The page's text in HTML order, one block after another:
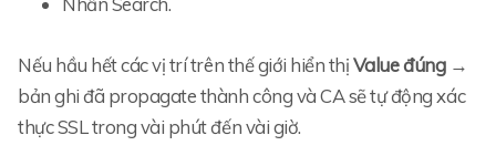
Nếu hầu hết các vị trí trên thế giới hiển thịValue đúng→
bản ghi đã propagate thành công và CA sẽ tự động xác
thực SSL trong vài phút đến vài giờ.